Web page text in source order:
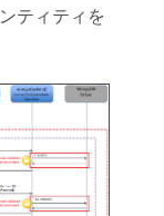
ティティを